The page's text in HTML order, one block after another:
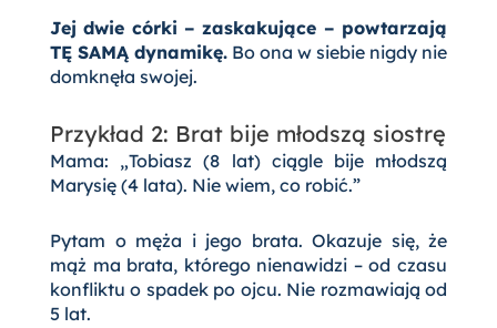
Jej dwie córki – zaskakujące – powtarzają
TĘ SAMĄ dynamikę. Bo ona w siebie nigdy nie
domknęła swojej.
Przykład 2: Brat bije młodszą siostrę
Mama: „Tobiasz (8 lat) ciągle bije młodszą
Marysię (4 lata). Nie wiem, co robić.”
Pytam o męża i jego brata. Okazuje się, że
mąż ma brata, którego nienawidzi – od czasu
konfliktu o spadek po ojcu. Nie rozmawiają od
5 lat.